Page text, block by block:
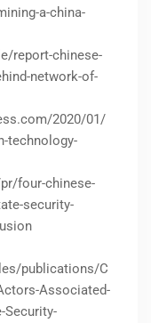
a-china-
report-chinese-
network-of-
2020/01/
technology-
four-chinese-
security-
publications/C
Associated-
Security-